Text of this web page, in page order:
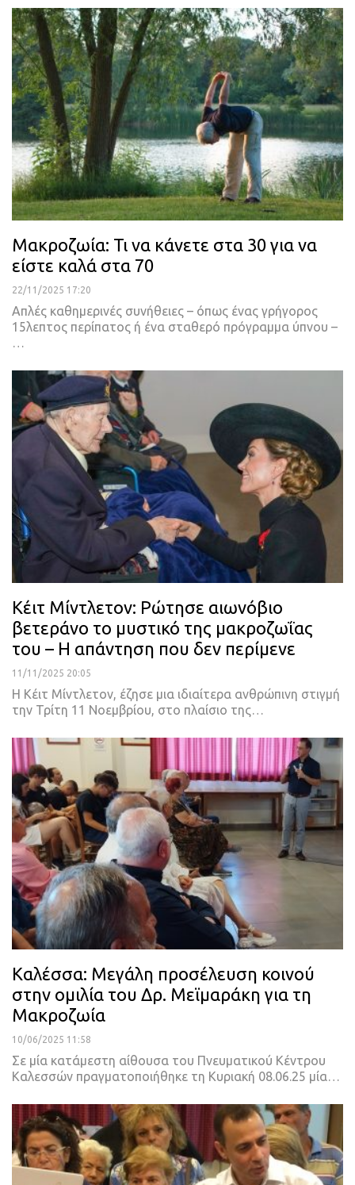
Μακροζωία: Τι να κάνετε στα 30 για να
είστε καλά στα 70
22/11/2025 17:20
Απλές καθημερινές συνήθειες – όπως ένας γρήγορος
15λεπτος περίπατος ή ένα σταθερό πρόγραμμα ύπνου –
…
Κέιτ Μίντλετον: Ρώτησε αιωνόβιο
βετεράνο το μυστικό της μακροζωΐας
του – Η απάντηση που δεν περίμενε
11/11/2025 20:05
Η Κέιτ Μίντλετον, έζησε μια ιδιαίτερα ανθρώπινη στιγμή
την Τρίτη 11 Νοεμβρίου, στο πλαίσιο της…
Καλέσσα: Μεγάλη προσέλευση κοινού
στην ομιλία του Δρ. Μεϊμαράκη για τη
Μακροζωία
10/06/2025 11:58
Σε μία κατάμεστη αίθουσα του Πνευματικού Κέντρου
Καλεσσών πραγματοποιήθηκε τη Κυριακή 08.06.25 μία…